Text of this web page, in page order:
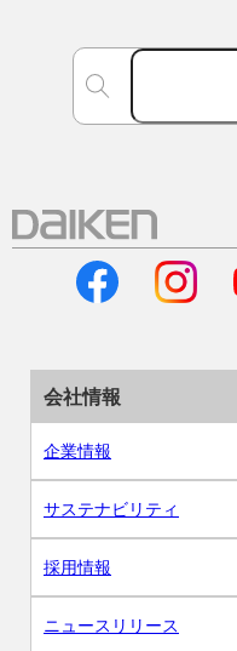
会社情報
企業情報
サステナビリティ
採用情報
ニュースリリース